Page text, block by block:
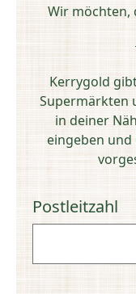
Wir möchten,
Kerrygold
Supermärkten
in deiner
eingeben und
Postleitzahl